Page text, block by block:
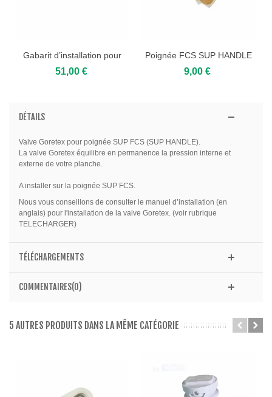
Gabarit d’installation pour
FCS...
51,00 €
Poignée FCS SUP HANDLE
9,00 €
DÉTAILS
Valve Goretex pour poignée SUP FCS (SUP HANDLE).
La valve Goretex équilibre en permanence la pression interne et
externe de votre planche.
A installer sur la poignée SUP FCS.
Nous vous conseillons de consulter le manuel d’installation (en
anglais) pour l'installation de la valve Goretex. (voir rubrique
TELECHARGER)
TÉLÉCHARGEMENTS
COMMENTAIRES(0)
5 AUTRES PRODUITS DANS LA MÊME CATÉGORIE